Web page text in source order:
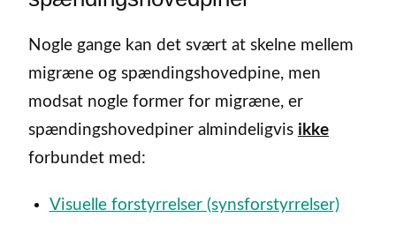
Nogle gange kan det svært at skelne mellem
migræne og spændingshovedpine, men
modsat nogle former for migræne, er
spændingshovedpiner almindeligvis ikke
forbundet med:
Visuelle forstyrrelser (synsforstyrrelser)